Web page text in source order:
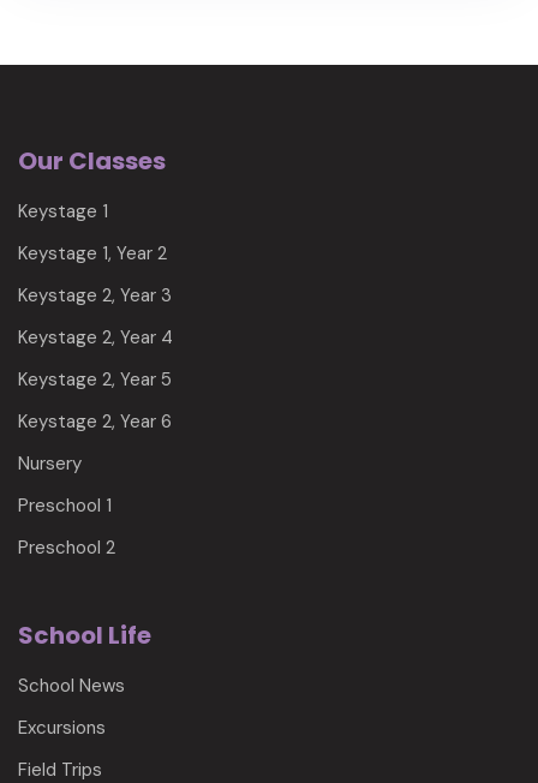
Our Classes
Keystage 1
Keystage 1, Year 2
Keystage 2, Year 3
Keystage 2, Year 4
Keystage 2, Year 5
Keystage 2, Year 6
Nursery
Preschool 1
Preschool 2
School Life
School News
Excursions
Field Trips